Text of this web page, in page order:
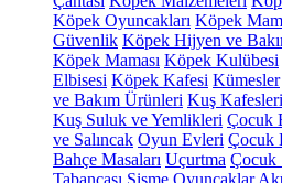
Köpek Oyuncakları Köpek
Güvenlik Köpek Hijyen ve
Köpek Maması Köpek Kulübesi
Elbisesi Köpek Kafesi Kümesler
ve Bakım Ürünleri Kuş
Kuş Suluk ve Yemlikleri Çocuk
ve Salıncak Oyun Evleri Çocuk
Bahçe Masaları Uçurtma Çocuk
Tabancası Şişme Oyuncaklar